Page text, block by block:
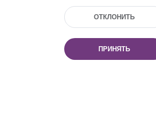
Тел.: (+375 17) 368 37 37, Факс:
Эл. почта: inbox@nlb.by
ОТКЛОНИТЬ
ПРИНЯТЬ